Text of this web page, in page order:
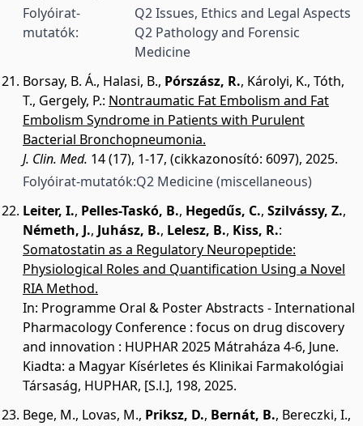
Folyóirat-
mutatók:
Q2 Issues, Ethics and Legal Aspects
Q2 Pathology and Forensic
Medicine
Borsay, B. Á., Halasi, B., Pórszász, R., Károlyi, K., Tóth,
T., Gergely, P.: Nontraumatic Fat Embolism and Fat
Embolism Syndrome in Patients with Purulent
Bacterial Bronchopneumonia.
J. Clin. Med. 14 (17), 1-17, (cikkazonosító: 6097), 2025.
Folyóirat-mutatók:Q2 Medicine (miscellaneous)
Leiter, I., Pelles-Taskó, B., Hegedűs, C., Szilvássy, Z.,
Németh, J., Juhász, B., Lelesz, B., Kiss, R.:
Somatostatin as a Regulatory Neuropeptide:
Physiological Roles and Quantification Using a Novel
RIA Method.
In: Programme Oral & Poster Abstracts - International
Pharmacology Conference : focus on drug discovery
and innovation : HUPHAR 2025 Mátraháza 4-6, June.
Kiadta: a Magyar Kísérletes és Klinikai Farmakológiai
Társaság, HUPHAR, [S.l.], 198, 2025.
Bege, M., Lovas, M., Priksz, D., Bernát, B., Bereczki, I.,